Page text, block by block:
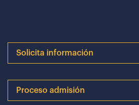
Solicita información
Proceso admisión